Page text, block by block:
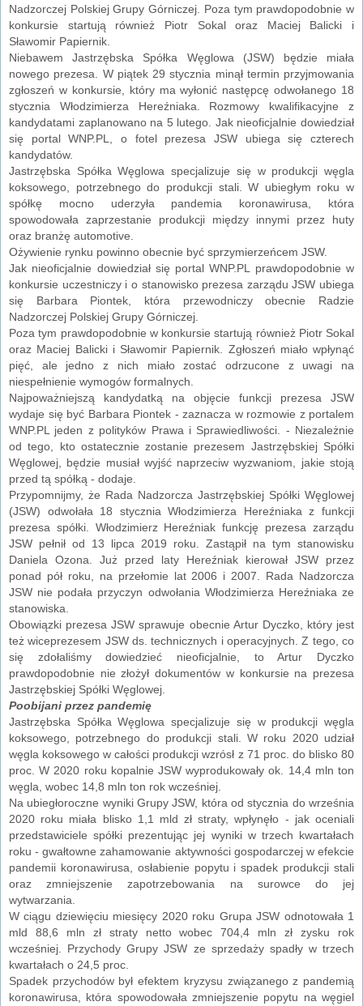
Nadzorczej Polskiej Grupy Górniczej. Poza tym prawdopodobnie w
konkursie startują również Piotr Sokal oraz Maciej Balicki i
Sławomir Papiernik.
Niebawem Jastrzębska Spółka Węglowa (JSW) będzie miała
nowego prezesa. W piątek 29 stycznia minął termin przyjmowania
zgłoszeń w konkursie, który ma wyłonić następcę odwołanego 18
stycznia Włodzimierza Hereźniaka. Rozmowy kwalifikacyjne z
kandydatami zaplanowano na 5 lutego. Jak nieoficjalnie dowiedział
się portal WNP.PL, o fotel prezesa JSW ubiega się czterech
kandydatów.
Jastrzębska Spółka Węglowa specjalizuje się w produkcji węgla
koksowego, potrzebnego do produkcji stali. W ubiegłym roku w
spółkę mocno uderzyła pandemia koronawirusa, która
spowodowała zaprzestanie produkcji między innymi przez huty
oraz branżę automotive.
Ożywienie rynku powinno obecnie być sprzymierzeńcem JSW.
Jak nieoficjalnie dowiedział się portal WNP.PL prawdopodobnie w
konkursie uczestniczy i o stanowisko prezesa zarządu JSW ubiega
się Barbara Piontek, która przewodniczy obecnie Radzie
Nadzorczej Polskiej Grupy Górniczej.
Poza tym prawdopodobnie w konkursie startują również Piotr Sokal
oraz Maciej Balicki i Sławomir Papiernik. Zgłoszeń miało wpłynąć
pięć, ale jedno z nich miało zostać odrzucone z uwagi na
niespełnienie wymogów formalnych.
Najpoważniejszą kandydatką na objęcie funkcji prezesa JSW
wydaje się być Barbara Piontek - zaznacza w rozmowie z portalem
WNP.PL jeden z polityków Prawa i Sprawiedliwości. - Niezależnie
od tego, kto ostatecznie zostanie prezesem Jastrzębskiej Spółki
Węglowej, będzie musiał wyjść naprzeciw wyzwaniom, jakie stoją
przed tą spółką - dodaje.
Przypomnijmy, że Rada Nadzorcza Jastrzębskiej Spółki Węglowej
(JSW) odwołała 18 stycznia Włodzimierza Hereźniaka z funkcji
prezesa spółki. Włodzimierz Hereźniak funkcję prezesa zarządu
JSW pełnił od 13 lipca 2019 roku. Zastąpił na tym stanowisku
Daniela Ozona. Już przed laty Hereźniak kierował JSW przez
ponad pół roku, na przełomie lat 2006 i 2007. Rada Nadzorcza
JSW nie podała przyczyn odwołania Włodzimierza Hereźniaka ze
stanowiska.
Obowiązki prezesa JSW sprawuje obecnie Artur Dyczko, który jest
też wiceprezesem JSW ds. technicznych i operacyjnych. Z tego, co
się zdołaliśmy dowiedzieć nieoficjalnie, to Artur Dyczko
prawdopodobnie nie złożył dokumentów w konkursie na prezesa
Jastrzębskiej Spółki Węglowej.
Poobijani przez pandemię
Jastrzębska Spółka Węglowa specjalizuje się w produkcji węgla
koksowego, potrzebnego do produkcji stali. W roku 2020 udział
węgla koksowego w całości produkcji wzrósł z 71 proc. do blisko 80
proc. W 2020 roku kopalnie JSW wyprodukowały ok. 14,4 mln ton
węgla, wobec 14,8 mln ton rok wcześniej.
Na ubiegłoroczne wyniki Grupy JSW, która od stycznia do września
2020 roku miała blisko 1,1 mld zł straty, wpłynęło - jak oceniali
przedstawiciele spółki prezentując jej wyniki w trzech kwartałach
roku - gwałtowne zahamowanie aktywności gospodarczej w efekcie
pandemii koronawirusa, osłabienie popytu i spadek produkcji stali
oraz zmniejszenie zapotrzebowania na surowce do jej
wytwarzania.
W ciągu dziewięciu miesięcy 2020 roku Grupa JSW odnotowała 1
mld 88,6 mln zł straty netto wobec 704,4 mln zł zysku rok
wcześniej. Przychody Grupy JSW ze sprzedaży spadły w trzech
kwartałach o 24,5 proc.
Spadek przychodów był efektem kryzysu związanego z pandemią
koronawirusa, która spowodowała zmniejszenie popytu na węgiel